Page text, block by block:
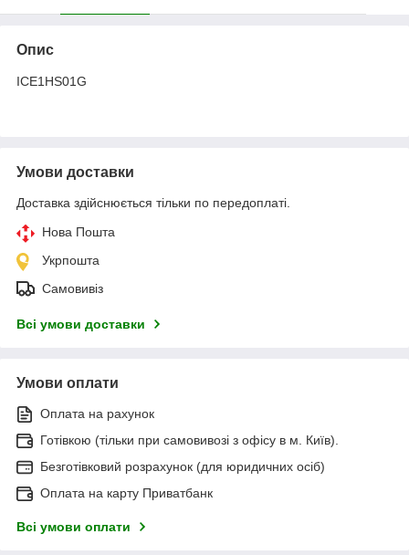
Опис
ICE1HS01G
Умови доставки
Доставка здійснюється тільки по передоплаті.
Нова Пошта
Укрпошта
Самовивіз
Всі умови доставки
Умови оплати
Оплата на рахунок
Готівкою (тільки при самовивозі з офісу в м. Київ).
Безготівковий розрахунок (для юридичних осіб)
Оплата на карту Приватбанк
Всі умови оплати